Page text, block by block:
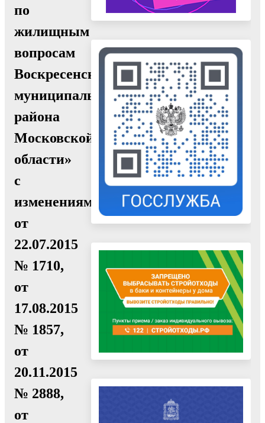
по
жилищным
вопросам
Воскресенского
муниципального
района
Московской
области»
с
изменениями
от
22.07.2015
№ 1710,
от
17.08.2015
№ 1857,
от
20.11.2015
№ 2888,
от